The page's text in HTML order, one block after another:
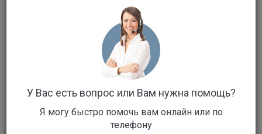
Расчет зарплаты
Вопрос уже решен
У Вас есть вопрос или Вам нужна помощь?
Я могу быстро помочь вам онлайн или по
телефону